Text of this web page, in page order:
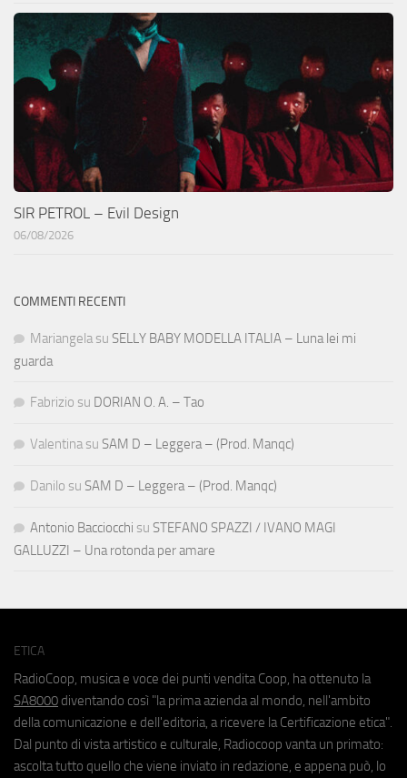
SIR PETROL – Evil Design
06/08/2026
COMMENTI RECENTI
Mariangela su SELLY BABY MODELLA ITALIA – Luna lei mi
guarda
Fabrizio su DORIAN O. A. – Tao
Valentina su SAM D – Leggera – (Prod. Manqc)
Danilo su SAM D – Leggera – (Prod. Manqc)
Antonio Bacciocchi su STEFANO SPAZZI / IVANO MAGI
GALLUZZI – Una rotonda per amare
ETICA
RadioCoop, musica e voce dei punti vendita Coop, ha ottenuto la
SA8000 diventando così "la prima azienda al mondo, nell'ambito
della comunicazione e dell'editoria, a ricevere la Certificazione etica".
Dal punto di vista artistico e culturale, Radiocoop vanta un primato:
ascolta tutto quello che viene inviato in redazione, e appena può, lo